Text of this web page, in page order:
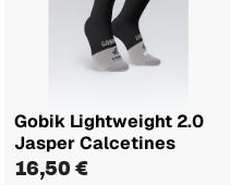
Gobik Lightweight 2.0
Jasper Calcetines
16,50 €